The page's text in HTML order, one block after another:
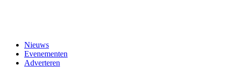
Nieuws
Evenementen
Adverteren